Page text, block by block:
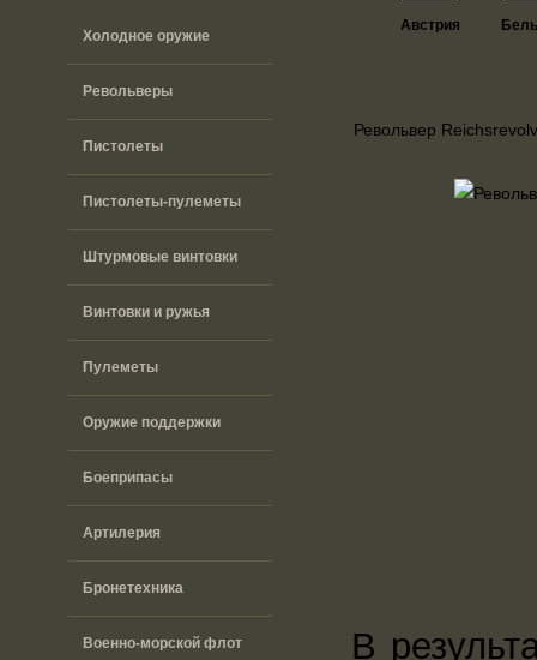
Холодное оружие
Револьверы
Пистолеты
Пистолеты-пулеметы
Штурмовые винтовки
Винтовки и ружья
Пулеметы
Оружие поддержки
Боеприпасы
Артилерия
Бронетехника
Военно-морской флот
Австрия
Револьвер
В